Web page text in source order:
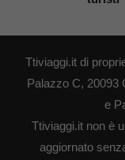
Ttiviaggi.it di
Palazzo C, 20093
e
Ttiviaggi.it non è
aggiornato